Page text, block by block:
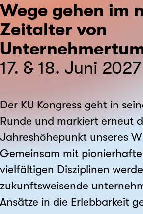
Wege gehen im
Zeitalter von
17. & 18. Juni 2027
Der KU Kongress geht in
Runde und markiert erneut
Jahreshöhepunkt unseres
Gemeinsam mit
vielfältigen Disziplinen
zukunftsweisende
Ansätze in die Erlebbarkeit